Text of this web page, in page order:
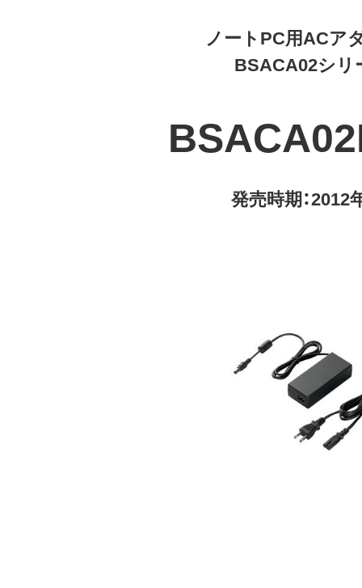
ノートPC用ACア
BSACA02シリ
発売時期：2012